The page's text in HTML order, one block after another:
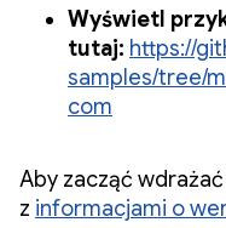
Wyświetl
tutaj: https://
samples/tree/
com
Aby zacząć
z informacjami o